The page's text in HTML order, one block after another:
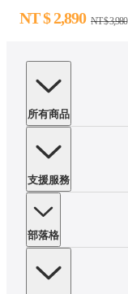
NT $2,890 NT $3,980
所有商品
支援服務
部落格